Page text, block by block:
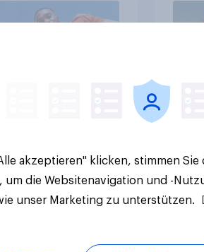
akzeptieren" klicken, stimmen
um die Websitenavigation und -
unser Marketing zu unterstützen.